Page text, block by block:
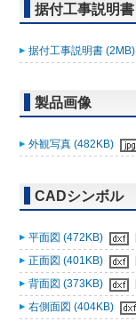
据付工事説明書
据付工事説明書 (2MB)
製品画像
外観写真 (482KB)
CADシンボル
平面図 (472KB)
正面図 (401KB)
背面図 (373KB)
右側面図 (404KB)